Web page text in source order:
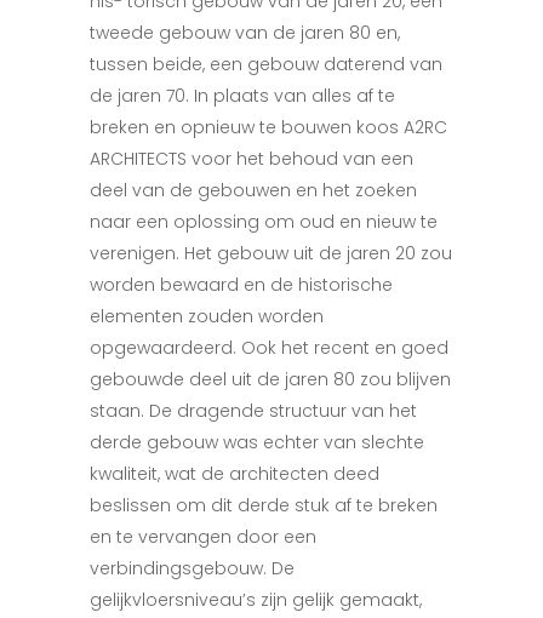
tweede gebouw van de jaren 80 en,
tussen beide, een gebouw daterend van
de jaren 70. In plaats van alles af te
breken en opnieuw te bouwen koos A2RC
ARCHITECTS voor het behoud van een
deel van de gebouwen en het zoeken
naar een oplossing om oud en nieuw te
verenigen. Het gebouw uit de jaren 20 zou
worden bewaard en de historische
elementen zouden worden
opgewaardeerd. Ook het recent en goed
gebouwde deel uit de jaren 80 zou blijven
staan. De dragende structuur van het
derde gebouw was echter van slechte
kwaliteit, wat de architecten deed
beslissen om dit derde stuk af te breken
en te vervangen door een
verbindingsgebouw. De
gelijkvloersniveau’s zijn gelijk gemaakt,